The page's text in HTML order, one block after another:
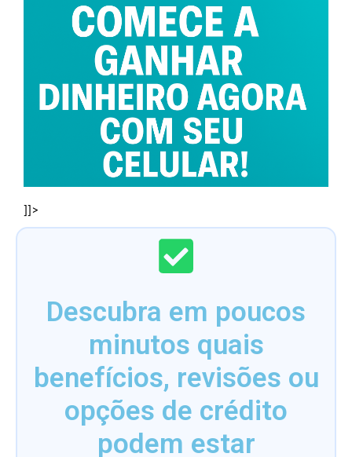
]]>
Descubra em poucos
minutos quais
benefícios, revisões ou
opções de crédito
podem estar